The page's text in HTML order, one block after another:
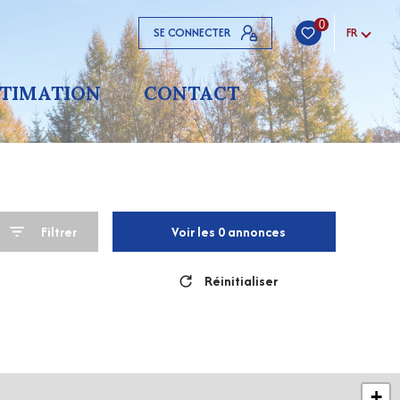
SE CONNECTER 0 FR
CONTACT
Filtrer Voir les 0annonces
Réinitialiser